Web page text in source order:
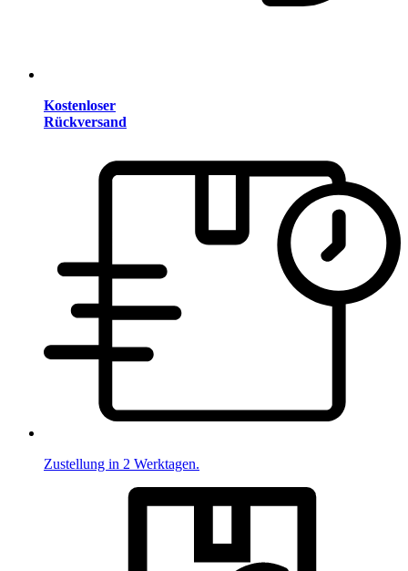
Kostenloser
Rückversand
Zustellung in 2 Werktagen.